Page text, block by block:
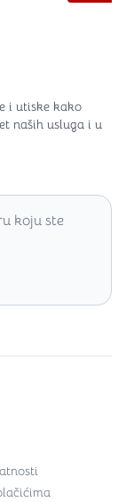
i utiske kako
naših usluga i u
koju ste